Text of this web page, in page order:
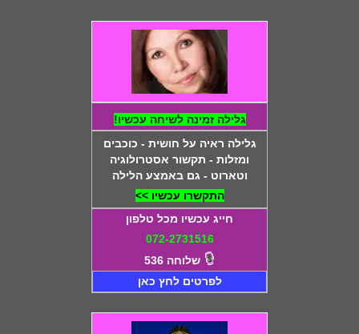
גלילה זמינה לשיחה עכשיו!
גלילה ראיה על חושית - כוכבים
ומזלות - תקשור אסטרולוגיה
וטארוט - גם באמצע הלילה
התקשרו עכשיו >>
חייג עכשיו מכל טלפון
072-2731516
שלוחה 536
לפרטים לחץ כאן